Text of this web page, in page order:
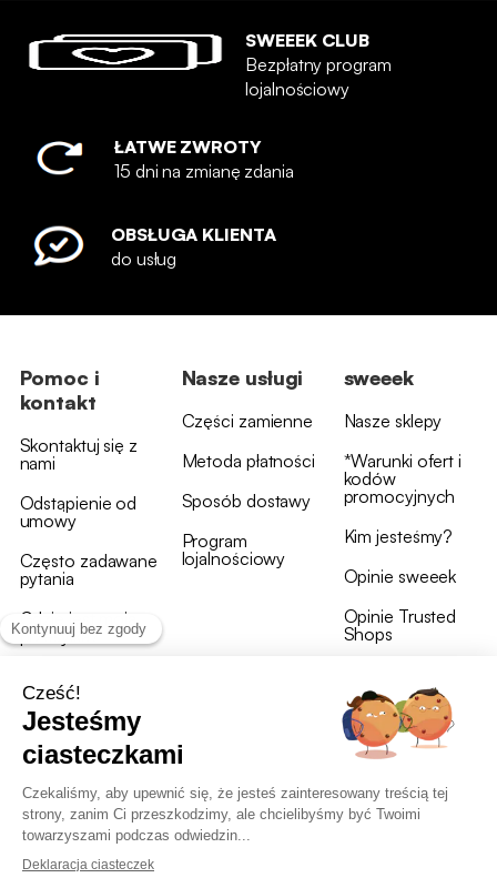
SWEEEK CLUB
Bezpłatny program
lojalnościowy
ŁATWE ZWROTY
15 dni na zmianę zdania
OBSŁUGA KLIENTA
do usług
Pomoc i
kontakt
Skontaktuj się z
nami
Odstąpienie od
umowy
Często zadawane
pytania
Gdzie jest moja
przesyłka?
Nasze usługi
Części zamienne
Metoda płatności
Sposób dostawy
Program
lojalnościowy
sweeek
Nasze sklepy
*Warunki ofert i
kodów
promocyjnych
Kim jesteśmy?
Opinie sweeek
Opinie Trusted
Shops
OWU programu lojalnościowego
RODO i polityka plików cookie
Deklaracja dostępności